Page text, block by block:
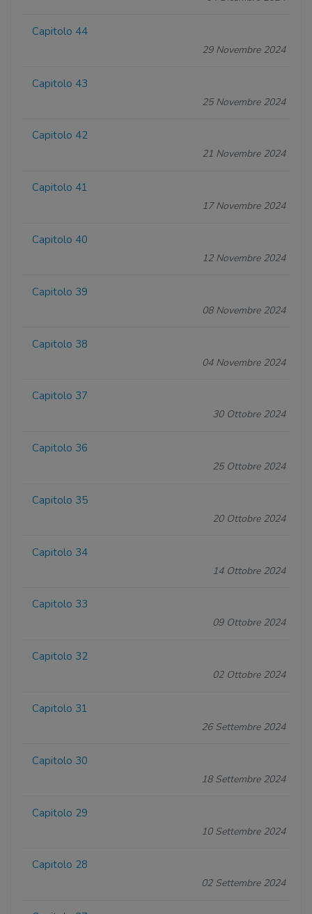
Capitolo 44
29 Novembre 2024
Capitolo 43
25 Novembre 2024
Capitolo 42
21 Novembre 2024
Capitolo 41
17 Novembre 2024
Capitolo 40
12 Novembre 2024
Capitolo 39
08 Novembre 2024
Capitolo 38
04 Novembre 2024
Capitolo 37
30 Ottobre 2024
Capitolo 36
25 Ottobre 2024
Capitolo 35
20 Ottobre 2024
Capitolo 34
14 Ottobre 2024
Capitolo 33
09 Ottobre 2024
Capitolo 32
02 Ottobre 2024
Capitolo 31
26 Settembre 2024
Capitolo 30
18 Settembre 2024
Capitolo 29
10 Settembre 2024
Capitolo 28
02 Settembre 2024